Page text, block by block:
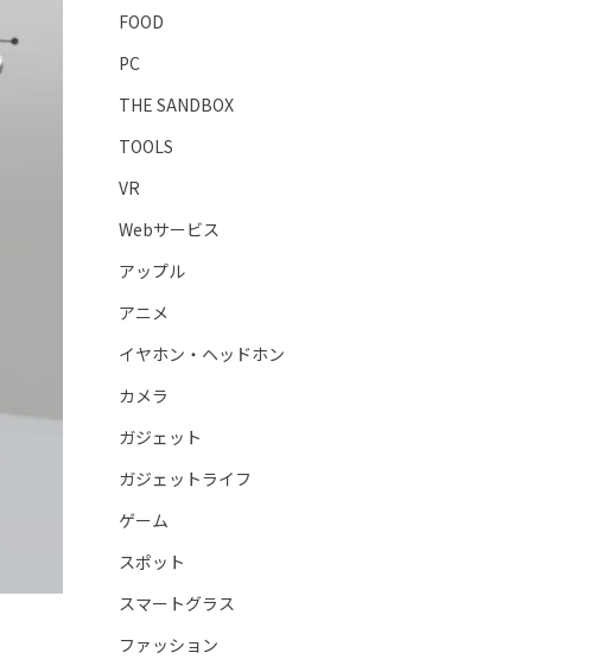
FOOD
PC
THE SANDBOX
TOOLS
VR
Webサービス
アップル
アニメ
イヤホン・ヘッドホン
カメラ
ガジェット
ガジェットライフ
ゲーム
スポット
スマートグラス
ファッション